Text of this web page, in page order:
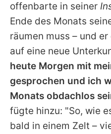
App
offenbarte in seiner
Ende des Monats
räumen muss – und
auf eine neue
heute Morgen mit
gesprochen und ich
Monats obdachlos
fügte hinzu: "So, wie
bald in einem Zelt –